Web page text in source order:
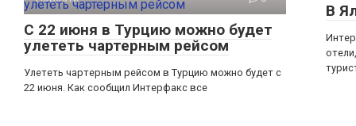
С 22 июня в Турцию можно будет
улететь чартерным рейсом
Улететь чартерным рейсом в Турцию можно будет с
22 июня. Как сообщил Интерфакс все
В